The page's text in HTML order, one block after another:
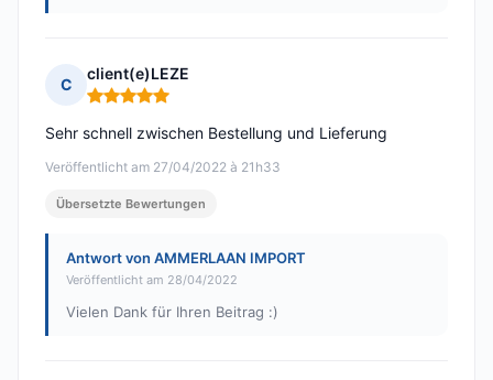
C
client(e)LEZE
Hinweis: 5 von 5
Veröffentlicht am 27/04/2022 à 21h33
Sehr schnell zwischen Bestellung und Lieferung
Übersetzte Bewertungen
Antwort von AMMERLAAN IMPORT
Veröffentlicht am 28/04/2022
Vielen Dank für Ihren Beitrag :)